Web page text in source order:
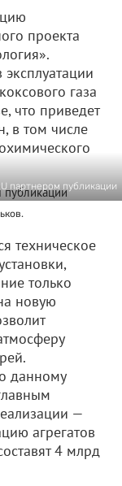
проекта
газа
что приведет
в том числе
партнером публикации
техническое
только
новую
данному
—
агрегатов
4 млрд